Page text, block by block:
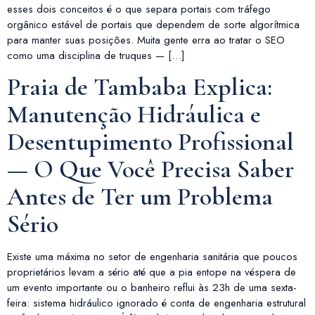
esses dois conceitos é o que separa portais com tráfego
orgânico estável de portais que dependem de sorte algorítmica
para manter suas posições. Muita gente erra ao tratar o SEO
como uma disciplina de truques — […]
Praia de Tambaba Explica:
Manutenção Hidráulica e
Desentupimento Profissional
— O Que Você Precisa Saber
Antes de Ter um Problema
Sério
Existe uma máxima no setor de engenharia sanitária que poucos
proprietários levam a sério até que a pia entope na véspera de
um evento importante ou o banheiro reflui às 23h de uma sexta-
feira: sistema hidráulico ignorado é conta de engenharia estrutural